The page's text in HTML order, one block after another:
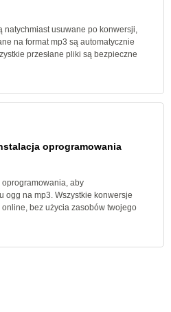
natychmiast usuwane po konwersji,
na format mp3 są automatycznie
przesłane pliki są bezpieczne
oprogramowania
aby
ogg na mp3. Wszystkie konwersje
bez użycia zasobów twojego